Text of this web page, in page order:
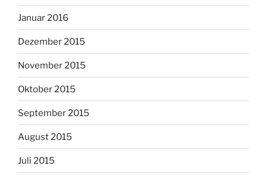
Januar 2016
Dezember 2015
November 2015
Oktober 2015
September 2015
August 2015
Juli 2015